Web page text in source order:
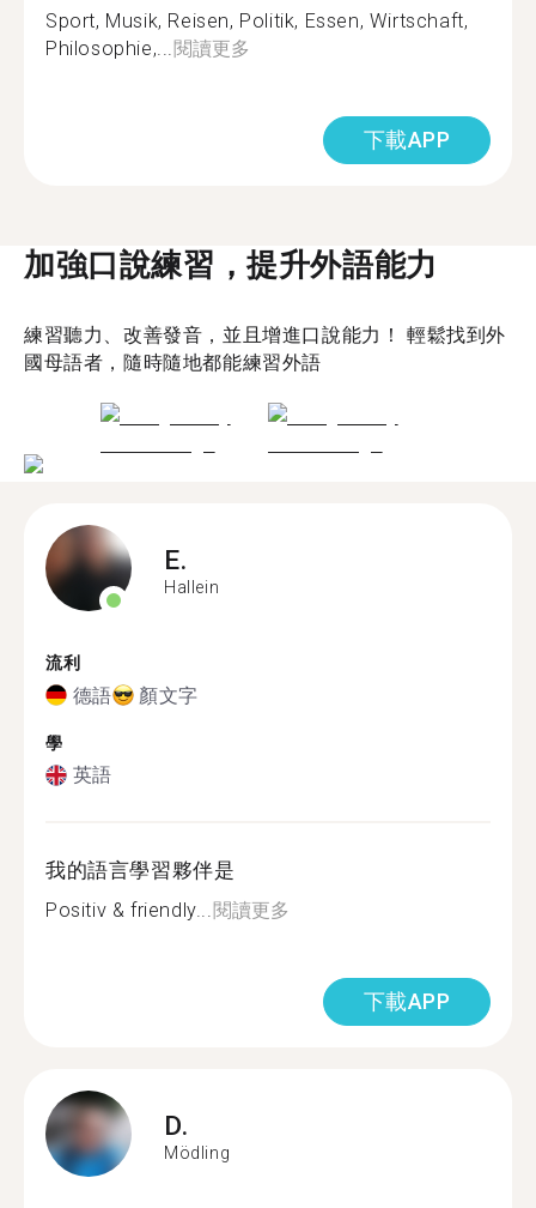
Sport, Musik, Reisen, Politik, Essen, Wirtschaft,
Philosophie,... 閱讀更多
下載APP
加強口說練習，提升外語能力
練習聽力、改善發音，並且增進口說能力！ 輕鬆找到外
國母語者，隨時隨地都能練習外語
E.
Hallein
流利
德語 顏文字
學
英語
我的語言學習夥伴是
Positiv & friendly...閱讀更多
下載APP
D.
Mödling